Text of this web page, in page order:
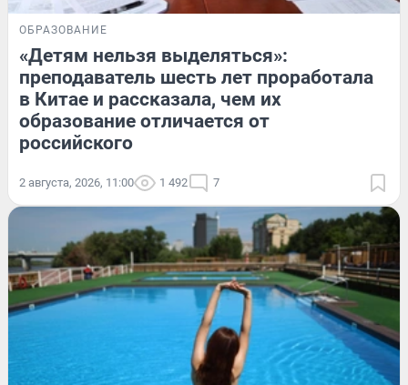
ОБРАЗОВАНИЕ
«Детям нельзя выделяться»:
преподаватель шесть лет проработала
в Китае и рассказала, чем их
образование отличается от
российского
2 августа, 2026, 11:00 1 492 7